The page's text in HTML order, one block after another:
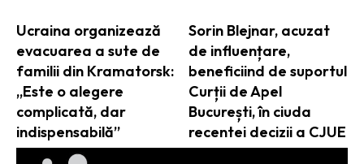
Ucraina organizează
evacuarea a sute de
familii din Kramatorsk:
„Este o alegere
complicată, dar
indispensabilă”
Sorin Blejnar, acuzat
de influențare,
beneficiind de suportul
Curții de Apel
București, în ciuda
recentei decizii a CJUE